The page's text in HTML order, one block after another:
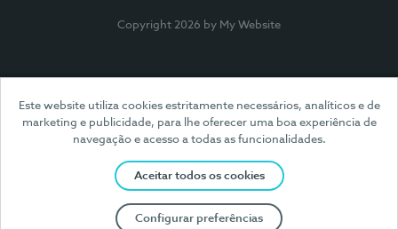
Este website utiliza cookies estritamente necessários, analíticos e de
marketing e publicidade, para lhe oferecer uma boa experiência de
navegação e acesso a todas as funcionalidades.
Aceitar todos os cookies
Configurar preferências
Copyright 2026 by My Website